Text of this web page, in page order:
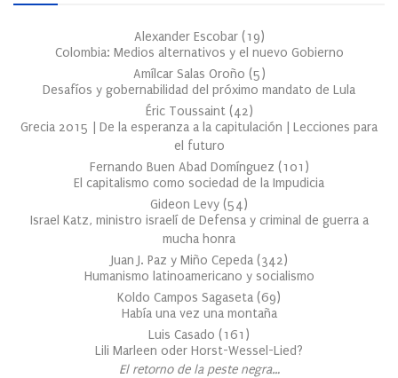
Alexander Escobar (19)
Colombia: Medios alternativos y el nuevo Gobierno
Amílcar Salas Oroño (5)
Desafíos y gobernabilidad del próximo mandato de Lula
Éric Toussaint (42)
Grecia 2015 | De la esperanza a la capitulación | Lecciones para
el futuro
Fernando Buen Abad Domínguez (101 )
El capitalismo como sociedad de la Impudicia
Gideon Levy (54)
Israel Katz, ministro israelí de Defensa y criminal de guerra a
mucha honra
Juan J. Paz y Miño Cepeda (342)
Humanismo latinoamericano y socialismo
Koldo Campos Sagaseta (69)
Había una vez una montaña
Luis Casado (161 )
Lili Marleen oder Horst-Wessel-Lied?
El retorno de la peste negra…